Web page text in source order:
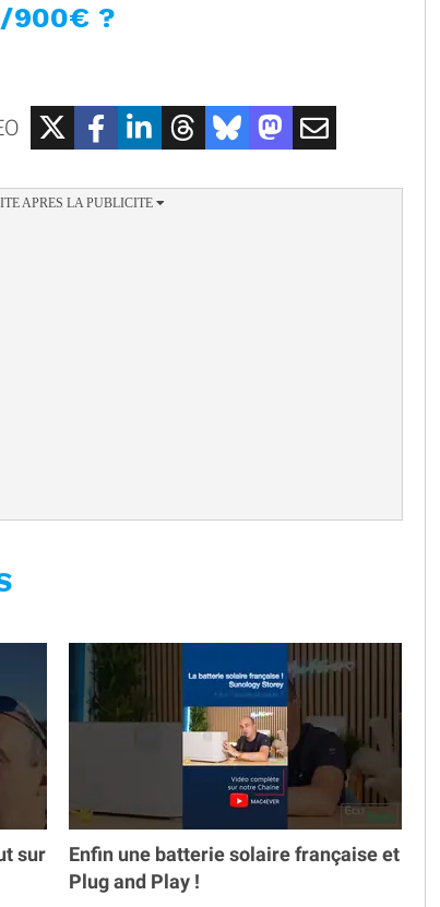
900€ ?
sur
Enfin une batterie solaire française et
Plug and Play !